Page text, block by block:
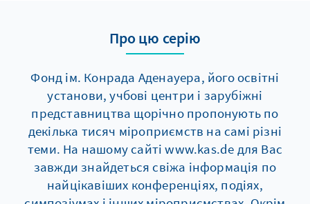
Про цю серію
Фонд ім. Конрада Аденауера, його освітні
установи, учбові центри і зарубіжні
представництва щорічно пропонують по
декілька тисяч мiроприємств на самі різні
теми. На нашому сайті www.kas.de для Вас
завжди знайдеться свіжа інформація по
найцікавіших конференціях, подіях,